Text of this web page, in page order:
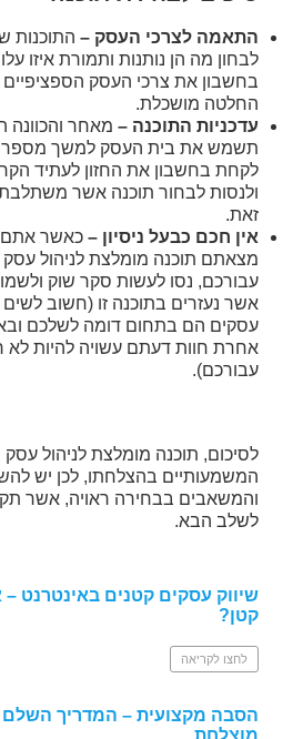
התאמה לצרכי העסק – התוכנות
לבחון מה הן נותנות ותמורת איזו
בחשבון את צרכי העסק
החלטה מושכלת.
עדכניות התוכנה – מאחר והכוונה
תשמש את בית העסק למשך מספר
לקחת בחשבון את החזון לעתיד
ולנסות לבחור תוכנה אשר
זאת.
אין חכם כבעל ניסיון – כאשר אתם
מצאתם תוכנה מומלצת לניהול
עבורכם, נסו לעשות סקר שוק
אשר נעזרים בתוכנה זו (חשוב
עסקים הם בתחום דומה לשלכם
אחרת חוות דעתם עשויה להיות לא
עבורכם).
לסיכום, תוכנה מומלצת לניהול
המשמעותיים בהצלחתו, לכן יש
והמשאבים בבחירה ראויה, אשר
לשלב הבא.
שיווק עסקים קטנים באינטרנט –
קטן?
לחצו לקריאה
הסבה מקצועית – המדריך
מוצלחת